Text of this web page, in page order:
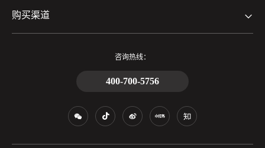
购买渠道
咨询热线：
400-700-5756